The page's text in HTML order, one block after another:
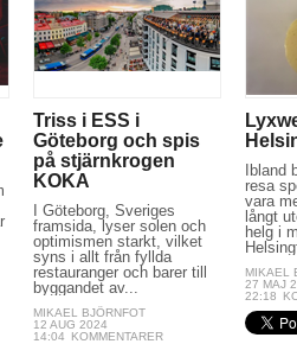
Triss i ESS i
Göteborg och spis
på stjärnkrogen
KOKA
I Göteborg, Sveriges
framsida, lyser solen och
optimismen starkt, vilket
syns i allt från fyllda
restauranger och barer till
byggandet av...
MIKAEL BJÖRNFOT
12 AUG 2024
14:04
KOMMENTARER
Ibland
resa
vara
långt
helg i
MIKAEL
27 MAJ
22:18